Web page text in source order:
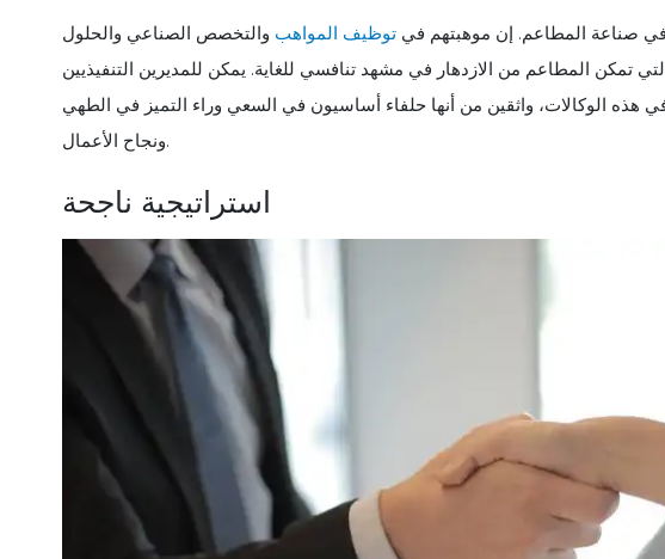
صناعة المطاعم. إن موهبتهم في توظيف المواهب والتخصص الصناعي والحلول
تمكن المطاعم من الازدهار في مشهد تنافسي للغاية. يمكن للمديرين التنفيذيين
هذه الوكالات، واثقين من أنها حلفاء أساسيون في السعي وراء التميز في الطهي
ونجاح الأعمال.
استراتيجية ناجحة